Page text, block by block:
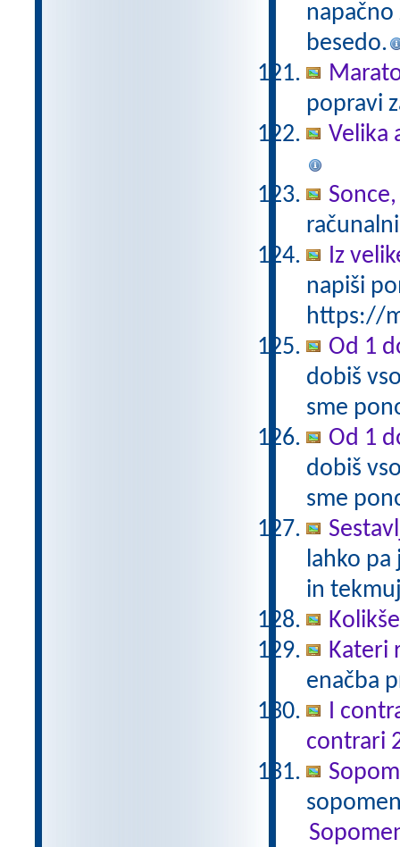
besedo.
popravi
Velika
Iz
napiši
https://
Od 1
dobiš
sme
Od 1
dobiš
sme
lahko
in
Kateri
enačba
I
contrari